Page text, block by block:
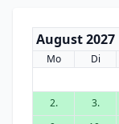
August 2027
Mo Di
2.
3.